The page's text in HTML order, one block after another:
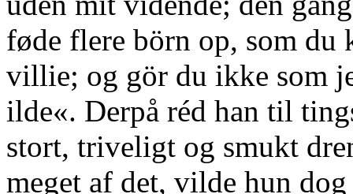
føde flere börn op, som du
villie; og gör du ikke som
ilde«. Derpå réd han til
stort, triveligt og smukt
meget af det, vilde hun